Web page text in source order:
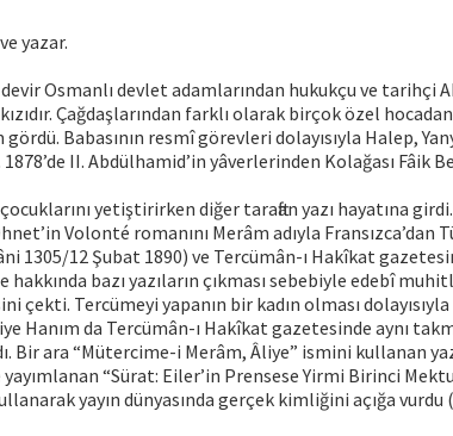
yazar.
Osmanlı devlet adamlarından hukukçu ve tarihçi
Çağdaşlarından farklı olarak birçok özel
Babasının resmî görevleri dolayısıyla Halep,
II. Abdülhamid’in yâverlerinden Kolağası Fâik
yetiştirirken diğer taraftan yazı hayatına
Volonté romanını Merâm adıyla Fransızca’dan
1305/12 Şubat 1890) ve Tercümân-ı Hakîkat
bazı yazıların çıkması sebebiyle edebî
çekti. Tercümeyi yapanın bir kadın olması
Hanım da Tercümân-ı Hakîkat gazetesinde aynı
Bir ara “Mütercime-i Merâm, Âliye” ismini kullanan
“Sürat: Eiler’in Prensese Yirmi Birinci
yayın dünyasında gerçek kimliğini açığa